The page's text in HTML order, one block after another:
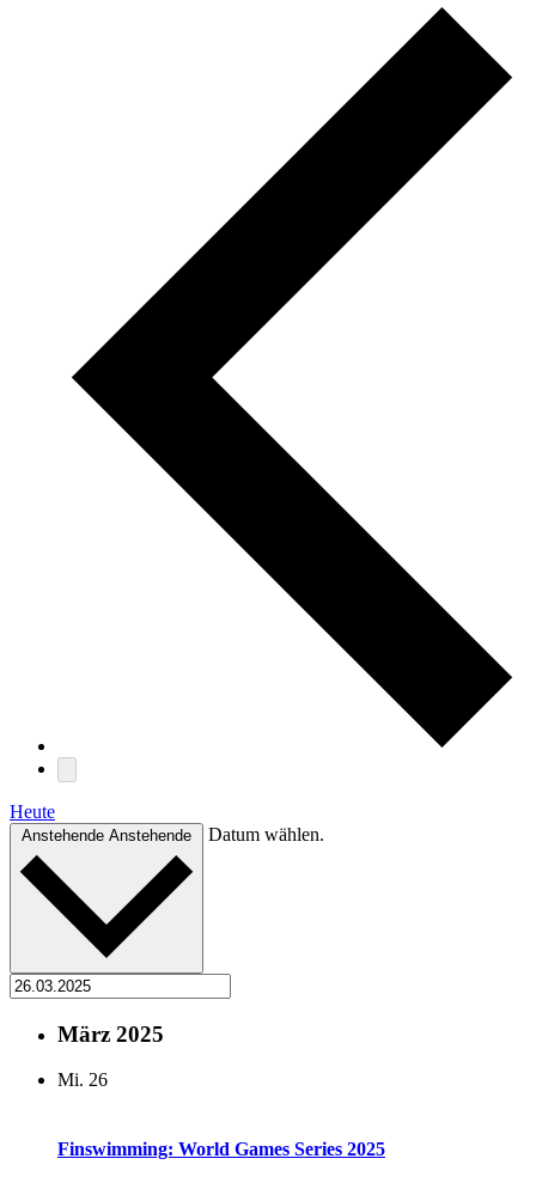
Heute
Anstehende Anstehende Datum wählen.
März 2025
Mi. 26
Finswimming: World Games Series 2025